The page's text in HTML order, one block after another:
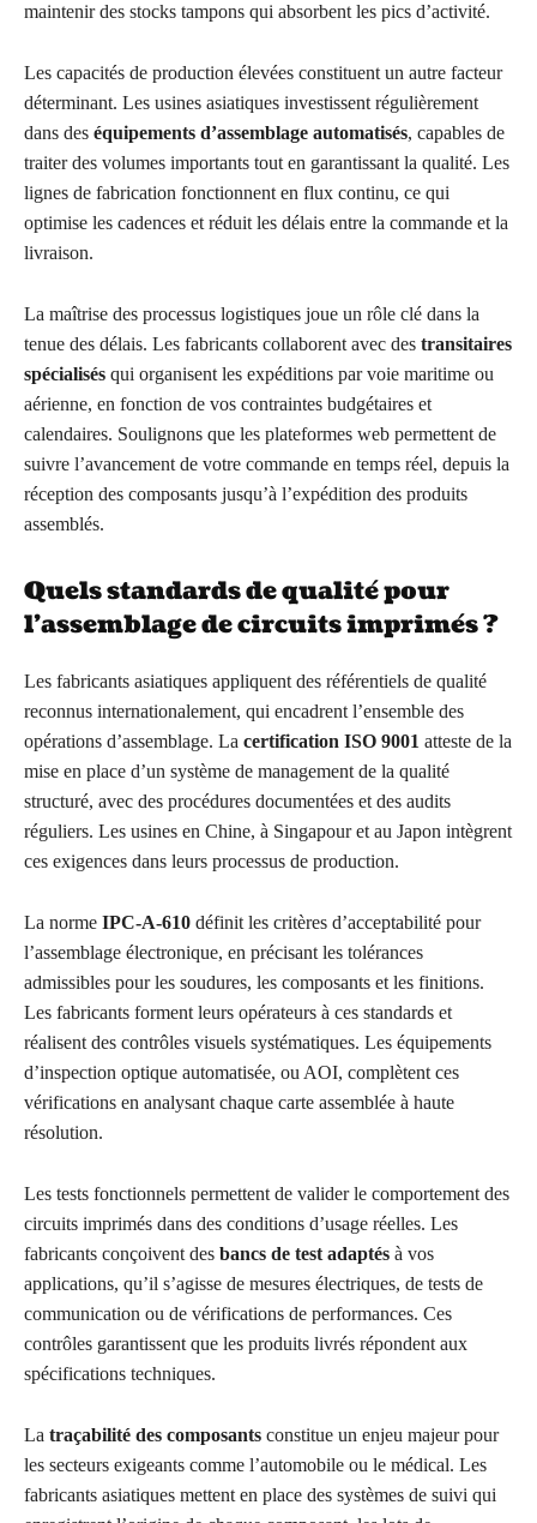
maintenir des stocks tampons qui absorbent les pics d’activité.
Les capacités de production élevées constituent un autre facteur
déterminant. Les usines asiatiques investissent régulièrement
dans des équipements d’assemblage automatisés, capables de
traiter des volumes importants tout en garantissant la qualité. Les
lignes de fabrication fonctionnent en flux continu, ce qui
optimise les cadences et réduit les délais entre la commande et la
livraison.
La maîtrise des processus logistiques joue un rôle clé dans la
tenue des délais. Les fabricants collaborent avec des transitaires
spécialisés qui organisent les expéditions par voie maritime ou
aérienne, en fonction de vos contraintes budgétaires et
calendaires. Soulignons que les plateformes web permettent de
suivre l’avancement de votre commande en temps réel, depuis la
réception des composants jusqu’à l’expédition des produits
assemblés.
Quels standards de qualité pour
l’assemblage de circuits imprimés ?
Les fabricants asiatiques appliquent des référentiels de qualité
reconnus internationalement, qui encadrent l’ensemble des
opérations d’assemblage. La certification ISO 9001 atteste de la
mise en place d’un système de management de la qualité
structuré, avec des procédures documentées et des audits
réguliers. Les usines en Chine, à Singapour et au Japon intègrent
ces exigences dans leurs processus de production.
La norme IPC-A-610 définit les critères d’acceptabilité pour
l’assemblage électronique, en précisant les tolérances
admissibles pour les soudures, les composants et les finitions.
Les fabricants forment leurs opérateurs à ces standards et
réalisent des contrôles visuels systématiques. Les équipements
d’inspection optique automatisée, ou AOI, complètent ces
vérifications en analysant chaque carte assemblée à haute
résolution.
Les tests fonctionnels permettent de valider le comportement des
circuits imprimés dans des conditions d’usage réelles. Les
fabricants conçoivent des bancs de test adaptés à vos
applications, qu’il s’agisse de mesures électriques, de tests de
communication ou de vérifications de performances. Ces
contrôles garantissent que les produits livrés répondent aux
spécifications techniques.
La traçabilité des composants constitue un enjeu majeur pour
les secteurs exigeants comme l’automobile ou le médical. Les
fabricants asiatiques mettent en place des systèmes de suivi qui